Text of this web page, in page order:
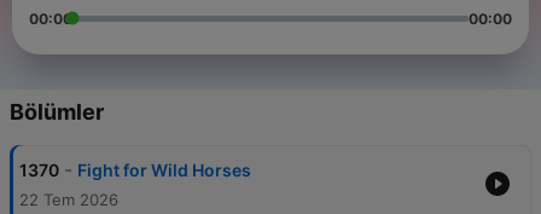
00:00 00:00
Bölümler
1370 - Fight for Wild Horses
22 Tem 2026